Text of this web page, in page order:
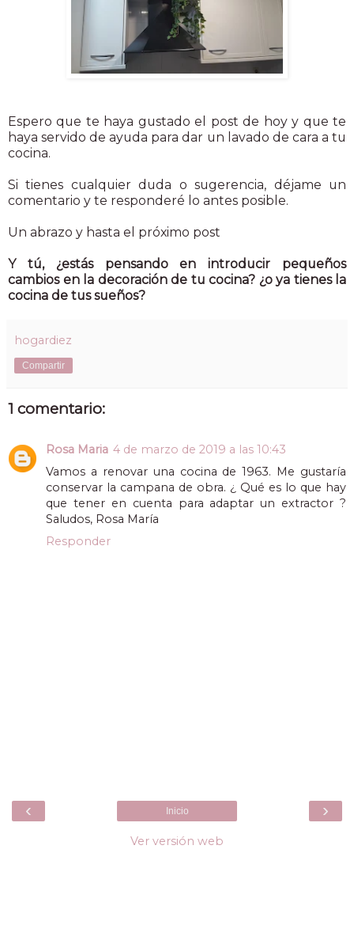
Espero que te haya gustado el post de hoy y que te
haya servido de ayuda para dar un lavado de cara a tu
cocina.
Si tienes cualquier duda o sugerencia, déjame un
comentario y te responderé lo antes posible.
Un abrazo y hasta el próximo post
Y tú, ¿estás pensando en introducir pequeños
cambios en la decoración de tu cocina? ¿o ya tienes la
cocina de tus sueños?
hogardiez
Compartir
1 comentario:
Rosa Maria 4 de marzo de 2019 a las 10:43
Vamos a renovar una cocina de 1963. Me gustaría
conservar la campana de obra. ¿ Qué es lo que hay
que tener en cuenta para adaptar un extractor ?
Saludos, Rosa María
Responder
‹ ›
Inicio
Ver versión web